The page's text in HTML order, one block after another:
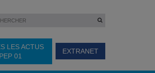
LES ACTUS
PEP 01
EXTRANET